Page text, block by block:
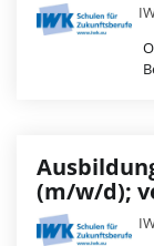
(m/w/d);